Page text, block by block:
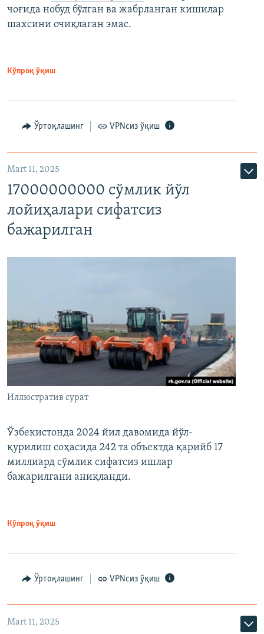
чоғида нобуд бўлган ва жабрланган кишилар
шахсини очиқлаган эмас.
Кўпроқ ўқиш
Ўртоқлашинг VPNсиз ўқиш
Mart 11, 2025
17000000000 сўмлик йўл
лойиҳалари сифатсиз
бажарилган
Иллюстратив сурат
Ўзбекистонда 2024 йил давомида йўл-
қурилиш соҳасида 242 та объектда қарийб 17
миллиард сўмлик сифатсиз ишлар
бажарилгани аниқланди.
Кўпроқ ўқиш
Ўртоқлашинг VPNсиз ўқиш
Mart 11, 2025